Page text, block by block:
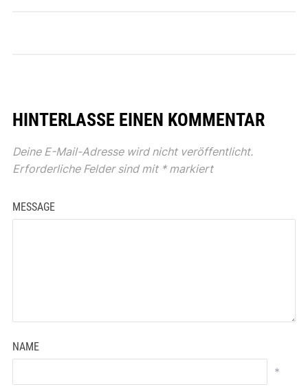
HINTERLASSE EINEN KOMMENTAR
Deine E-Mail-Adresse wird nicht veröffentlicht.
Erforderliche Felder sind mit *markiert
MESSAGE
NAME
*